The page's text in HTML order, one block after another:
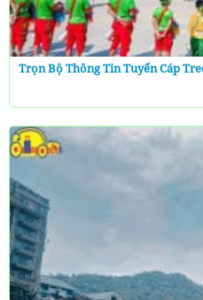
Trọn Bộ Thông Tin Tuyến Cáp